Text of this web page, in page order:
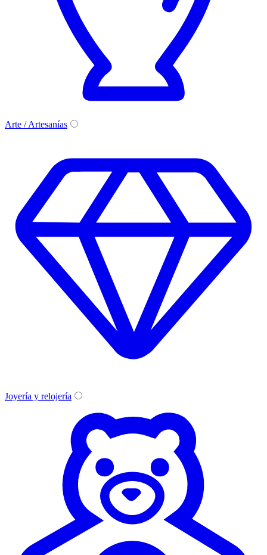
Arte / Artesanías
Joyería y relojería